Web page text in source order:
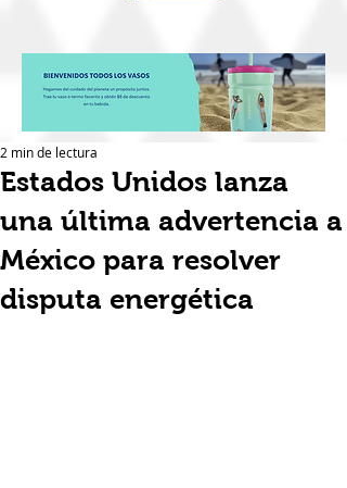
Estados Unidos lanza
una última advertencia a
México para resolver
disputa energética
2 min de lectura